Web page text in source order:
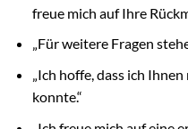
freue mich auf Ihre
„Für weitere Fragen
„Ich hoffe, dass ich
konnte.“